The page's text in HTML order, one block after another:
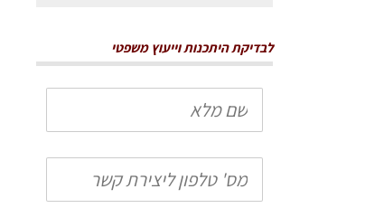
לבדיקת היתכנות וייעוץ משפטי
שם
מלא
טלפון